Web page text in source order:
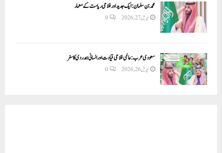
محمد بن سلمان: ایک جدید اور فلاحی ریاست کے معمار
اپریل 27, 2026 0
سعودی عرب: عالمی فلاحی قیادت اور انسانی ہمدردی کا سفر
اپریل 26, 2026 0